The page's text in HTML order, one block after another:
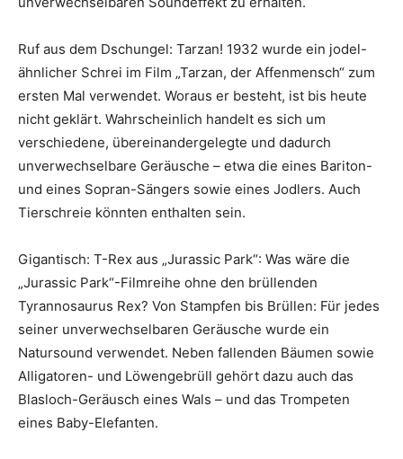
Ruf aus dem Dschungel: Tarzan! 1932 wurde ein jodel-
ähnlicher Schrei im Film „Tarzan, der Affenmensch“ zum
ersten Mal verwendet. Woraus er besteht, ist bis heute
nicht geklärt. Wahrscheinlich handelt es sich um
verschiedene, übereinandergelegte und dadurch
unverwechselbare Geräusche – etwa die eines Bariton-
und eines Sopran-Sängers sowie eines Jodlers. Auch
Tierschreie könnten enthalten sein.
Gigantisch: T-Rex aus „Jurassic Park“: Was wäre die
„Jurassic Park“-Filmreihe ohne den brüllenden
Tyrannosaurus Rex? Von Stampfen bis Brüllen: Für jedes
seiner unverwechselbaren Geräusche wurde ein
Natursound verwendet. Neben fallenden Bäumen sowie
Alligatoren- und Löwengebrüll gehört dazu auch das
Blasloch-Geräusch eines Wals – und das Trompeten
eines Baby-Elefanten.